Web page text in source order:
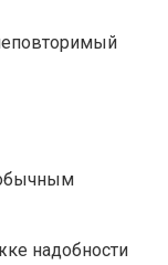
обычным
надобности